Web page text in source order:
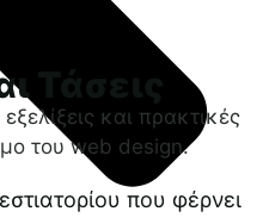
Τάσεις
και πρακτικές
του web design.